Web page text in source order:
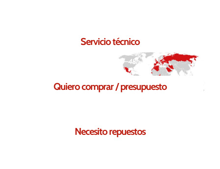
Servicio técnico
Respuesta en 24–48h
Quiero comprar / presupuesto
Necesito repuestos